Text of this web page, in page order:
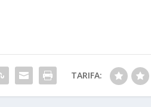
TARIFA: